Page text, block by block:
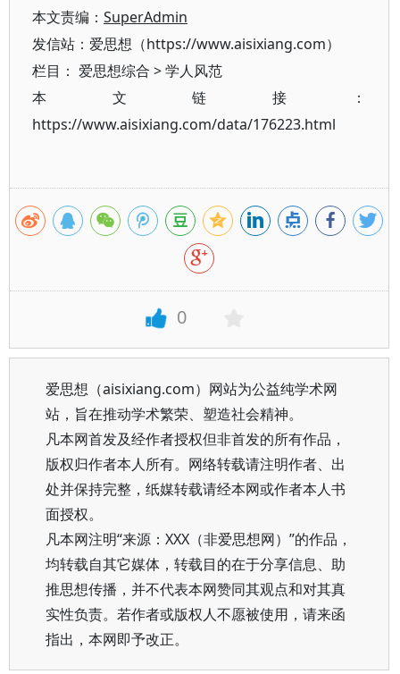
本文责编： SuperAdmin
发信站：爱思想（https://www.aisixiang.com）
栏目： 爱思想综合 >学人风范
本文链接：
https://www.aisixiang.com/data/176223.html
0
爱思想（aisixiang.com）网站为公益纯学术网
站，旨在推动学术繁荣、塑造社会精神。
凡本网首发及经作者授权但非首发的所有作品，
版权归作者本人所有。网络转载请注明作者、出
处并保持完整，纸媒转载请经本网或作者本人书
面授权。
凡本网注明“来源：XXX（非爱思想网）”的作品，
均转载自其它媒体，转载目的在于分享信息、助
推思想传播，并不代表本网赞同其观点和对其真
实性负责。若作者或版权人不愿被使用，请来函
指出，本网即予改正。